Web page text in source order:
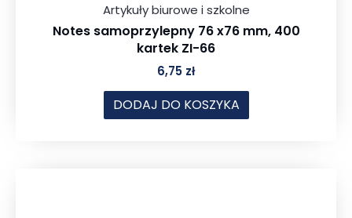
Artykuły biurowe i szkolne
Notes samoprzylepny 76 x76 mm, 400
kartek ZI-66
6,75 zł
DODAJ DO KOSZYKA